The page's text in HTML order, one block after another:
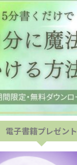
電子書籍プレゼント